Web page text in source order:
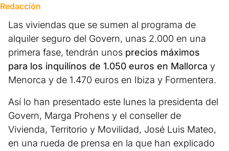
Redacción
Las viviendas que se sumen al programa de
alquiler seguro del Govern, unas 2.000 en una
primera fase, tendrán unos precios máximos
para los inquilinos de 1.050 euros en Mallorca y
Menorca y de 1.470 euros en Ibiza y Formentera.
Así lo han presentado este lunes la presidenta del
Govern, Marga Prohens y el conseller de
Vivienda, Territorio y Movilidad, José Luis Mateo,
en una rueda de prensa en la que han explicado